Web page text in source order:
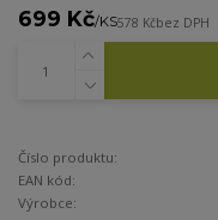
699 Kč/KS578 Kčbez DPH
Číslo produktu:
EAN kód:
Výrobce: